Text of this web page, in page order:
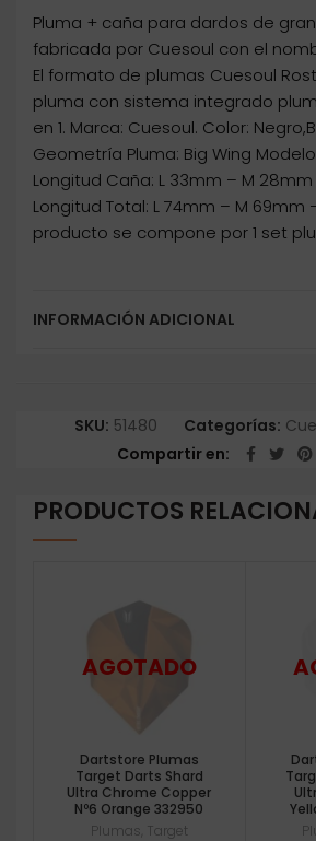
Pluma + caña para dardos de
fabricada por Cuesoul con el
El formato de plumas Cuesoul
pluma con sistema integrado
en 1. Marca: Cuesoul. Color:
Geometría Pluma: Big Wing Modelo:
Longitud Caña: L 33mm – M
Longitud Total: L 74mm – M 69mm
producto se compone por 1 set
INFORMACIÓN ADICIONAL
SKU: 51480 Categorías:
Compartir en
PRODUCTOS
Dartstore Plumas
Target Darts Shard
Ultra Chrome Copper
Nº6 Orange 332950
Plumas Target